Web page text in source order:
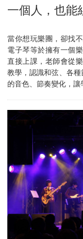
一個人，也能
當你想玩樂團，卻找
電子琴等於擁有一個
直接上課，老師會從
教學，認識和弦、各
的音色、節奏變化，讓